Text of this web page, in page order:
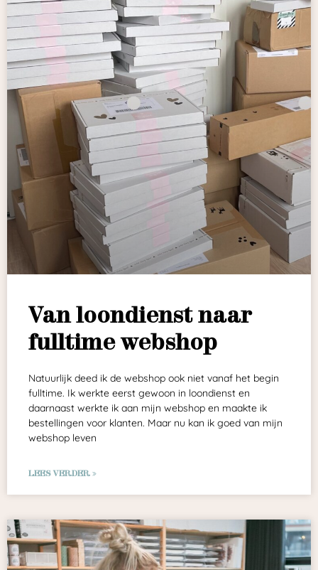
Van loondienst naar
fulltime webshop
Natuurlijk deed ik de webshop ook niet vanaf het begin
fulltime. Ik werkte eerst gewoon in loondienst en
daarnaast werkte ik aan mijn webshop en maakte ik
bestellingen voor klanten. Maar nu kan ik goed van mijn
webshop leven
LEES VERDER »